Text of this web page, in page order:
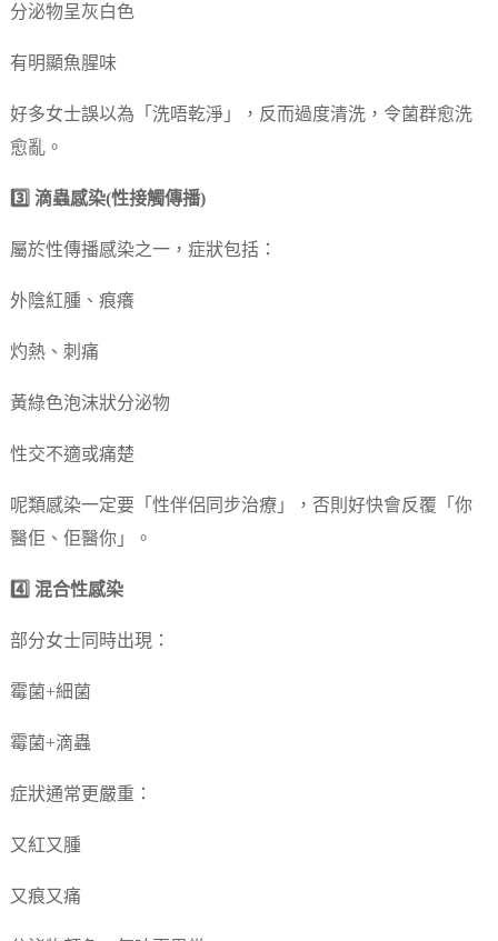
分泌物呈灰白色
有明顯魚腥味
好多女士誤以為「洗唔乾淨」，反而過度清洗，令菌群愈洗
愈亂。
3️⃣ 滴蟲感染(性接觸傳播)
屬於性傳播感染之一，症狀包括：
外陰紅腫、痕癢
灼熱、刺痛
黃綠色泡沫狀分泌物
性交不適或痛楚
呢類感染一定要「性伴侶同步治療」，否則好快會反覆「你
醫佢、佢醫你」。
4️⃣ 混合性感染
部分女士同時出現：
霉菌+細菌
霉菌+滴蟲
症狀通常更嚴重：
又紅又腫
又痕又痛